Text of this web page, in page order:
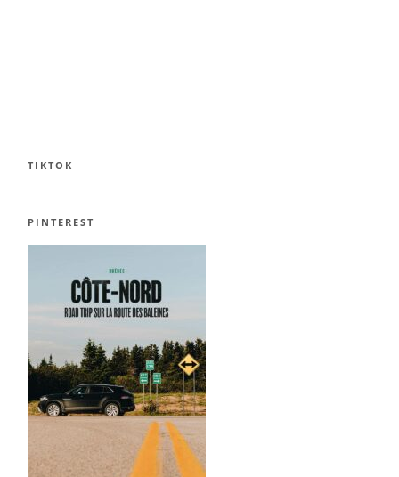
TIKTOK
PINTEREST